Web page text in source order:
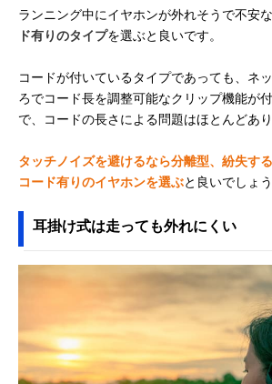
Amazonで見る
Peak 3
れにくい
Pro 2
利、心拍
リング機
Amazonで見る
Anker Soundcore
ランニン
たフィッ
Amazonで見る
Shokz(ショック
クリアで
Earbuds
デザイン
開放感
つ、音
限に抑え
Amazonで見る
Anker Soundcore
AeroFit 2
1日中つ
しでいら
ランニング中にイヤホンが外れそうで不安
ド有りのタイプを選ぶと良いです。
コードが付いているタイプであっても、ネ
ろでコード長を調整可能なクリップ機能が
で、コードの長さによる問題はほとんどあり
タッチノイズを避けるなら分離型、紛失す
コード有りのイヤホンを選ぶと良いでしょう
耳掛け式は走っても外れにくい